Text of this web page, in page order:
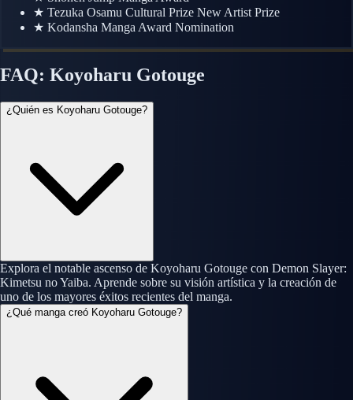
★ Tezuka Osamu Cultural Prize New Artist Prize
★ Kodansha Manga Award Nomination
FAQ: Koyoharu Gotouge
¿Quién es Koyoharu Gotouge?
Explora el notable ascenso de Koyoharu Gotouge con Demon Slayer:
Kimetsu no Yaiba. Aprende sobre su visión artística y la creación de
uno de los mayores éxitos recientes del manga.
¿Qué manga creó Koyoharu Gotouge?